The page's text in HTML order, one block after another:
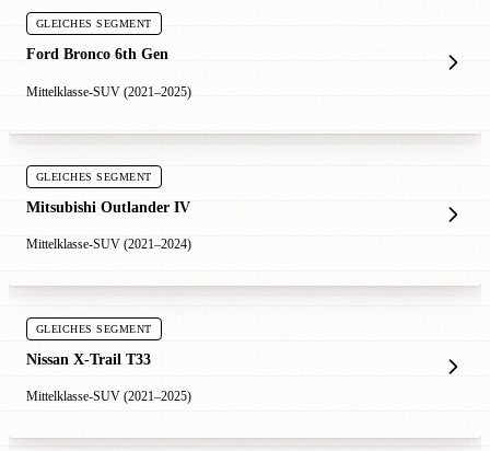
GLEICHES SEGMENT
Ford Bronco 6th Gen
Mittelklasse-SUV (2021–2025)
GLEICHES SEGMENT
Mitsubishi Outlander IV
Mittelklasse-SUV (2021–2024)
GLEICHES SEGMENT
Nissan X-Trail T33
Mittelklasse-SUV (2021–2025)